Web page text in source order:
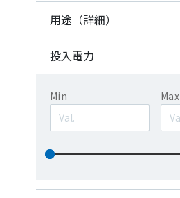
用途（詳細）
投入電力
Min Max